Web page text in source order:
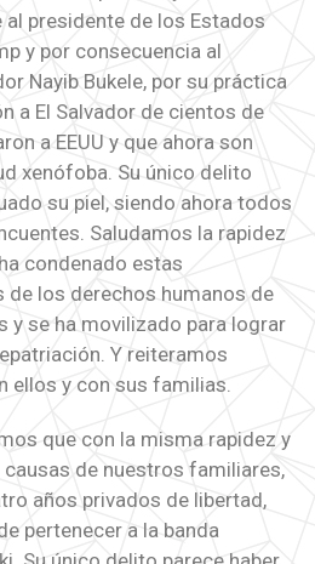
al presidente de los Estados
y por consecuencia al
Nayib Bukele, por su práctica
a El Salvador de cientos de
a EEUU y que ahora son
xenófoba. Su único delito
su piel, siendo ahora todos
Saludamos la rapidez
condenado estas
los derechos humanos de
y se ha movilizado para lograr
Y reiteramos
ellos y con sus familias.
que con la misma rapidez y
de nuestros familiares,
años privados de libertad,
pertenecer a la banda